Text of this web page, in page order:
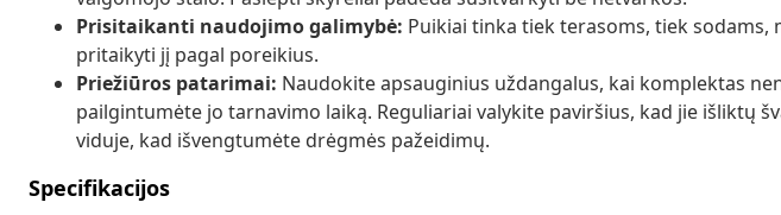
Prisitaikanti naudojimo galimybė: Puikiai tinka tiek terasoms, tiek
pritaikyti jį pagal poreikius.
Priežiūros patarimai: Naudokite apsauginius uždangalus, kai komplektas
pailgintumėte jo tarnavimo laiką. Reguliariai valykite paviršius, kad jie išliktų
viduje, kad išvengtumėte drėgmės pažeidimų.
Specifikacijos